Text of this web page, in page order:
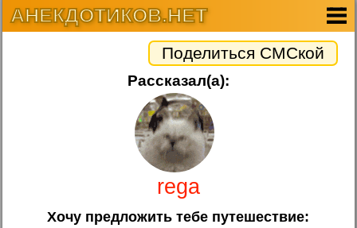
АНЕКДОТИКОВ.НЕТ
Поделиться СМСкой
Рассказал(а):
rega
Хочу предложить тебе путешествие: